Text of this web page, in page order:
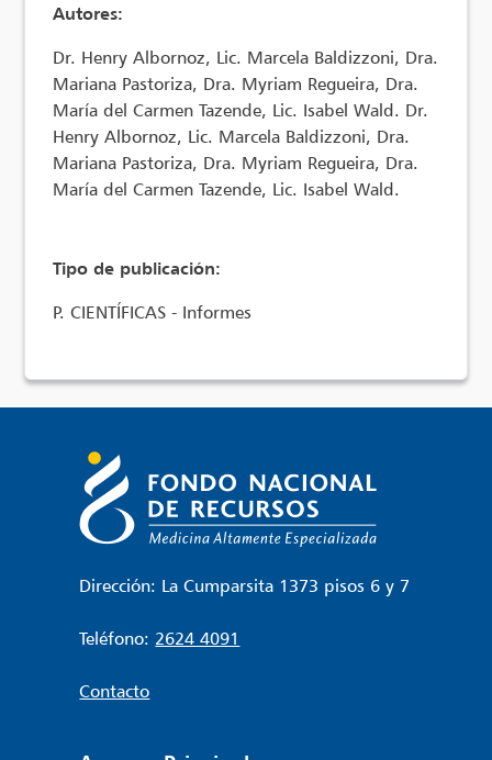
Autores:
Dr. Henry Albornoz, Lic. Marcela Baldizzoni, Dra.
Mariana Pastoriza, Dra. Myriam Regueira, Dra.
María del Carmen Tazende, Lic. Isabel Wald. Dr.
Henry Albornoz, Lic. Marcela Baldizzoni, Dra.
Mariana Pastoriza, Dra. Myriam Regueira, Dra.
María del Carmen Tazende, Lic. Isabel Wald.
Tipo de publicación:
P. CIENTÍFICAS - Informes
Dirección: La Cumparsita 1373 pisos 6 y 7
Teléfono: 2624 4091
Contacto